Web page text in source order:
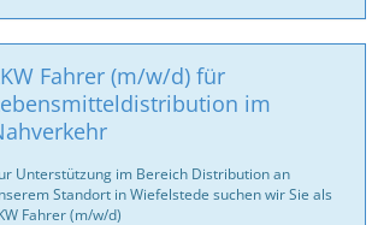
Fahrer (m/w/d) für
im
Unterstützung im Bereich Distribution an
Standort in Wiefelstede suchen wir Sie als
Fahrer (m/w/d)